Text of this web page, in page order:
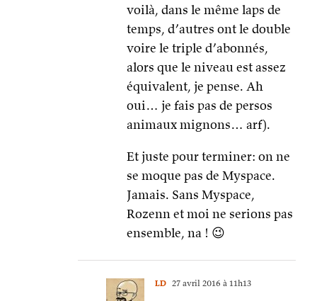
voilà, dans le même laps de
temps, d’autres ont le double
voire le triple d’abonnés,
alors que le niveau est assez
équivalent, je pense. Ah
oui… je fais pas de persos
animaux mignons… arf).
Et juste pour terminer: on ne
se moque pas de Myspace.
Jamais. Sans Myspace,
Rozenn et moi ne serions pas
ensemble, na ! 😉
LD 27 avril 2016 à 11h13